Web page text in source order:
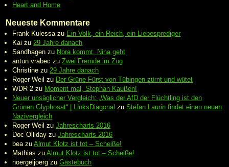
Heart and Home
Neueste Kommentare
Frank Kulessazu Ein Volk, ein Reich, ein Liebesprediger
Kai zu29 Jahre danach
Sandhagen zu Nora kommt, Nina geht
antun vrabec zuZwei Fremde im Zug
Christine zu29 Jahre danach
Roger Weil zu Der Grüne Fürst von Tübingen zürnt und wütet
WDR 2 zu Moment mal, Stephan Kaußen!
Neuer unsäglicher Vergleich: „Was der AfD der Flüchtling ist den
Grünen Glyphosat“ | LinksDiagonal zuStefan Laurin findet einen neuen
Nazivergleich
Roger Weil zuJahrescharts 2016
Doc Olliday zuJahrescharts 2016
beazuAlmut Klotz ist tot – Scheiße!
Mathias zuAlmut Klotz ist tot – Scheiße!
noergeljoerg zuGästebuch